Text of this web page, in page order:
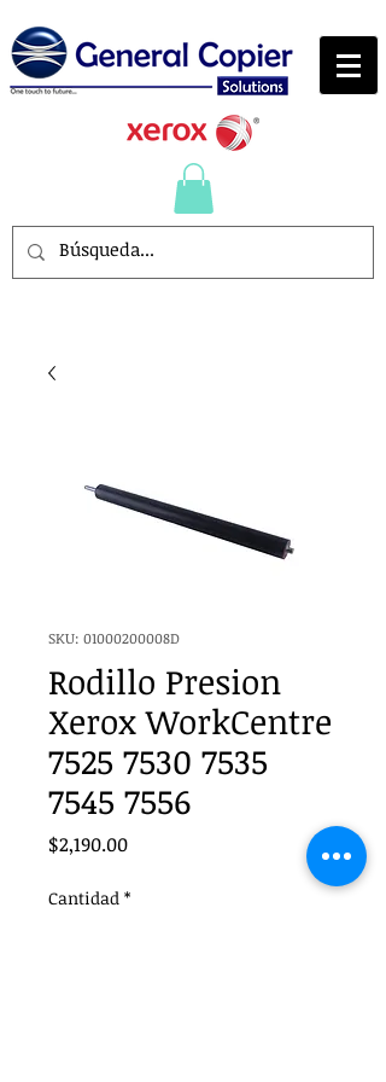
SKU: 01000200008D
Rodillo Presion
Xerox WorkCentre
7525 7530 7535
7545 7556
$2,190.00Precio
Cantidad *